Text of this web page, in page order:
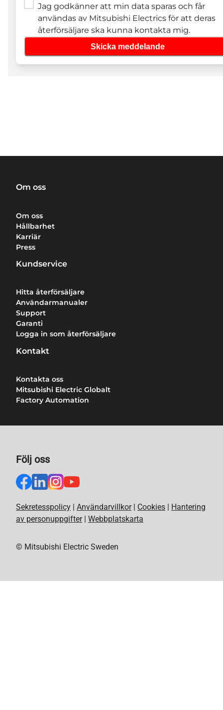
Jag godkänner att min data sparas och får
användas av Mitsubishi Electrics för att deras
återförsäljare ska kunna kontakta mig.
Skicka meddelande
Om oss
Om oss
Hållbarhet
Karriär
Press
Kundservice
Hitta återförsäljare
Användarmanualer
Support
Garanti
Logga in som återförsäljare
Kontakt
Kontakta oss
Mitsubishi Electric Globalt
Factory Automation
Följ oss
Sekretesspolicy | Användarvillkor | Cookies | Hantering
av personuppgifter | Webbplatskarta
© Mitsubishi Electric Sweden